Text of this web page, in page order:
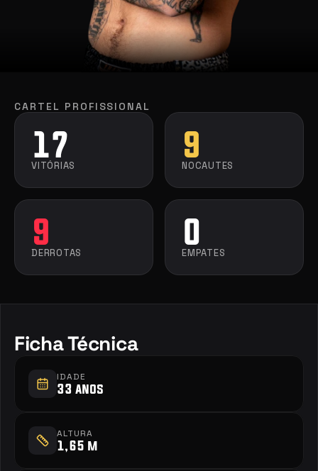
CARTEL PROFISSIONAL
17
VITÓRIAS
9
NOCAUTES
9
DERROTAS
0
EMPATES
Ficha Técnica
IDADE
33 anos
ALTURA
1,65 m